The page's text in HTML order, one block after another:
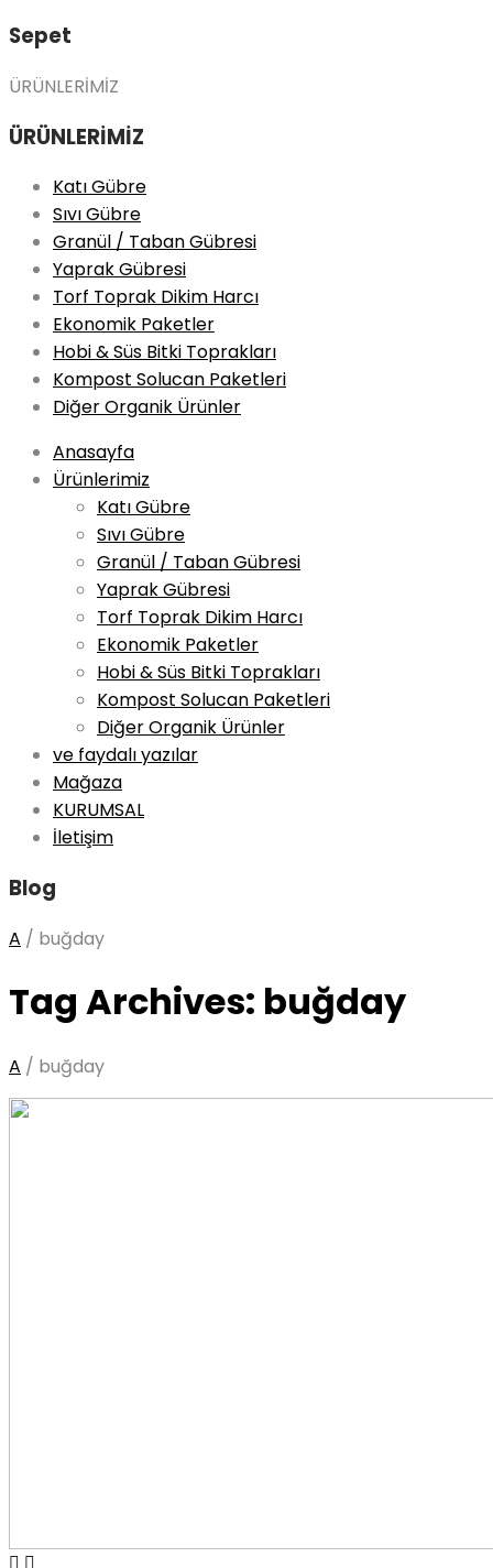
Sepet
ÜRÜNLERİMİZ
ÜRÜNLERİMİZ
Katı Gübre
Sıvı Gübre
Granül / Taban Gübresi
Yaprak Gübresi
Torf Toprak Dikim Harcı
Ekonomik Paketler
Hobi & Süs Bitki Toprakları
Kompost Solucan Paketleri
Diğer Organik Ürünler
Skip
content
Anasayfa
Ürünlerimiz
Katı Gübre
Sıvı Gübre
Granül / Taban Gübresi
Yaprak Gübresi
Torf Toprak Dikim Harcı
Ekonomik Paketler
Hobi & Süs Bitki Toprakları
Kompost Solucan Paketleri
Diğer Organik Ürünler
ve faydalı yazılar
Mağaza
KURUMSAL
İletişim
Blog
A / buğday
Tag Archives: buğday
A / buğday